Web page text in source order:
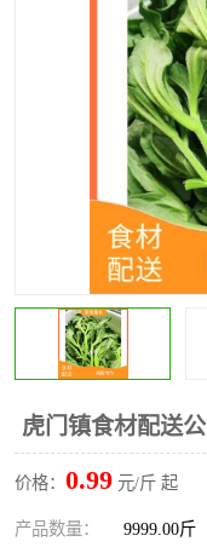
虎门镇食材配送
价格： 0.99 元/斤 起
产品数量： 9999.00斤